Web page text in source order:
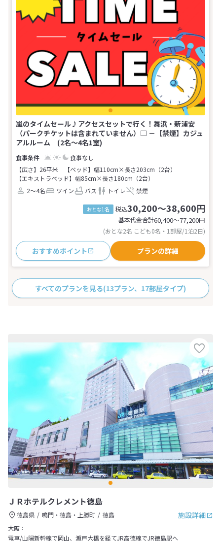
嵐のタイムセール♪アクセスセットで行く！舞浜・新浦安
（パークチケットは含まれていません）□ －【禁煙】カジュ
アルルーム (2名～4名1室)
食事なし
【広さ】26平米
【ベッド】幅110cm×長さ203cm（2台）
【エキストラベッド】幅85cm×長さ180cm（2台）
2～4名
ツイン バス トイレ 禁煙
おとな1名 税込30,200～38,600円
基本代金合計60,400〜77,200円
(おとな2名 こども0名・1部屋/1泊2日)
おすすめポイント プランの詳細
すべてのプランを見る(13プラン、17部屋タイプ)
ＪＲホテルクレメント徳島
施設詳細
徳島県 鳴門・徳島・上勝町
徳島
大阪：
電車/山陽新幹線で岡山、瀬戸大橋を経てJR高徳線でJR徳島駅へ